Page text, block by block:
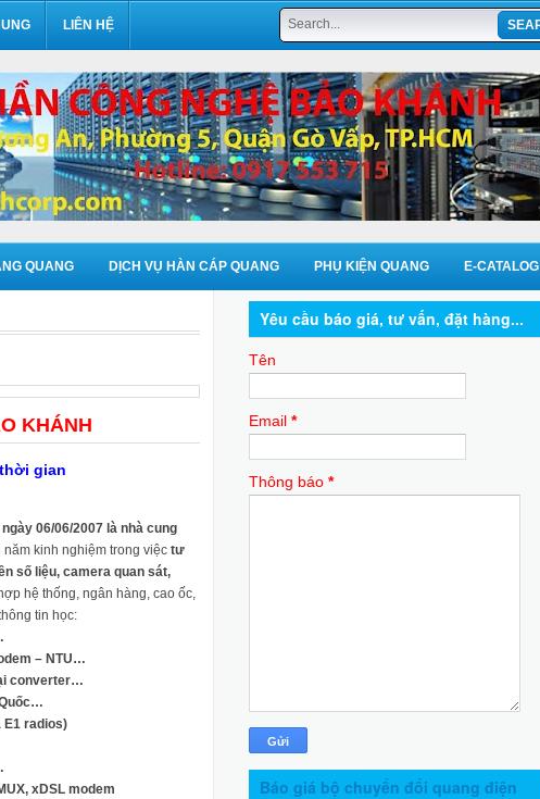
LIÊN HỆ
QUANG DỊCH VỤ HÀN CÁP QUANG PHỤ KIỆN QUANG E-CATALOG
KHÁNH
gian
06/06/2007 là nhà cung
kinh nghiệm trong việc tư
số liệu, camera quan sát,
hệ thống, ngân hàng, cao ốc,
tin học:
– NTU…
converter…
E1 radios)
xDSL modem
Yêu cầu báo giá, tư vấn, đặt hàng...
Tên
Email *
Thông báo *
Báo giá bộ chuyển đổi quang điện